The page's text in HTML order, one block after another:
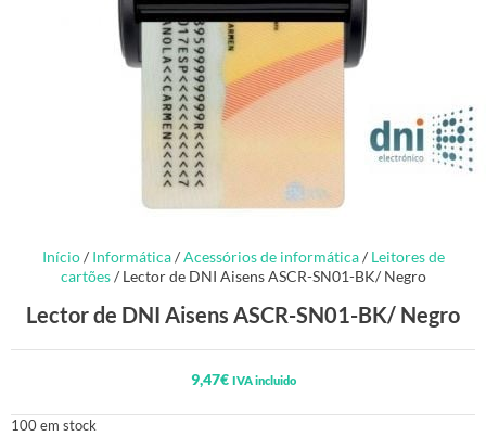
Início/ Informática/Acessórios de informática/ Leitores de
cartões/ Lector de DNI Aisens ASCR-SN01-BK/ Negro
Lector de DNI Aisens ASCR-SN01-BK/ Negro
9,47€ IVA incluido
100 em stock